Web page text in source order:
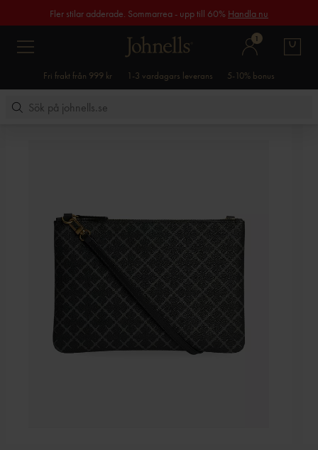
Fler stilar adderade. Sommarrea - upp till 60% Handla nu
1
Fri frakt från 999 kr 1-3 vardagars leverans 5-10% bonus